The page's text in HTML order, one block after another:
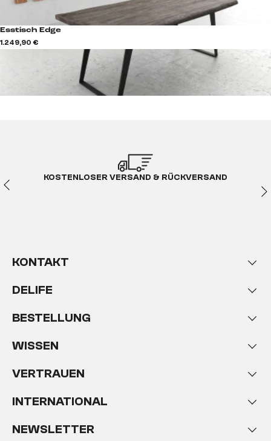
Esstisch Edge
1.249,90 €
KOSTENLOSER VERSAND & RÜCKVERSAND
KONTAKT
DELIFE
BESTELLUNG
WISSEN
VERTRAUEN
INTERNATIONAL
NEWSLETTER